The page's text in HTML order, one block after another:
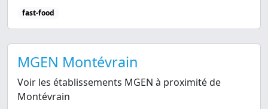
fast-food
MGEN Montévrain
Voir les établissements MGEN à proximité de
Montévrain